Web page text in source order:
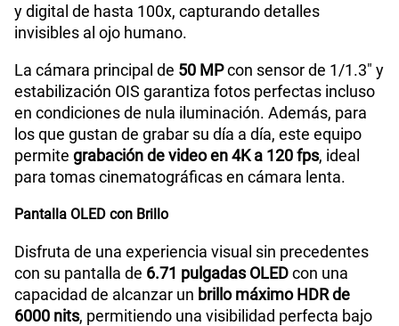
y digital de hasta 100x, capturando detalles
invisibles al ojo humano.
La cámara principal de 50 MPcon sensor de 1/1.3" y
estabilización OIS garantiza fotos perfectas incluso
en condiciones de nula iluminación. Además, para
los que gustan de grabar su día a día, este equipo
permite grabación de video en 4K a 120 fps, ideal
para tomas cinematográficas en cámara lenta.
Pantalla OLED con Brillo
Disfruta de una experiencia visual sin precedentes
con su pantalla de 6.71 pulgadas OLEDcon una
capacidad de alcanzar un brillo máximo HDR de
6000 nits, permitiendo una visibilidad perfecta bajo